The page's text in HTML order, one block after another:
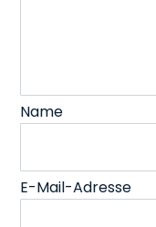
Name
E-Mail-Adresse